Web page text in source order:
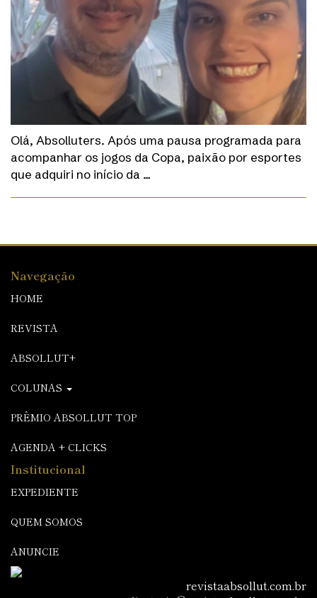
Olá, Absolluters. Após uma pausa programada para
acompanhar os jogos da Copa, paixão por esportes
que adquiri no início da …
Navegação
HOME
REVISTA
ABSOLLUT+
COLUNAS
PRÊMIO ABSOLLUT TOP
AGENDA + CLICKS
Institucional
EXPEDIENTE
QUEM SOMOS
ANUNCIE
revistaabsollut.com.br